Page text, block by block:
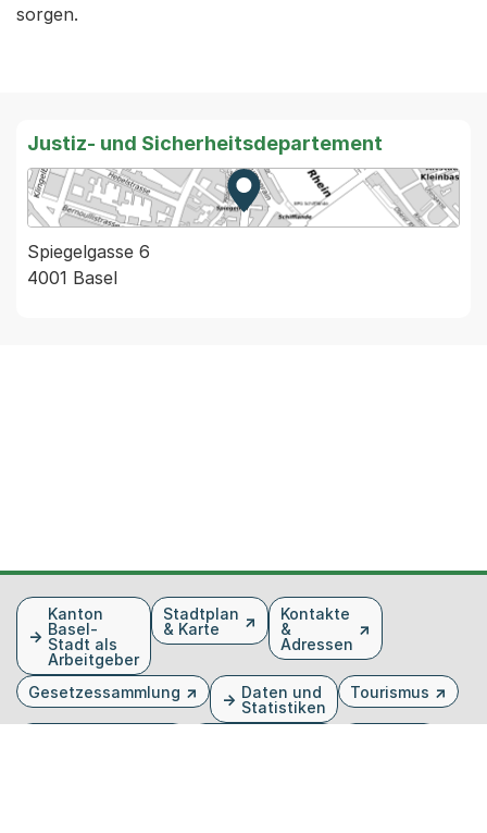
sorgen.
Justiz- und Sicherheitsdepartement
Zur Karte von MapBS.
Externer Link, wird in einem
Spiegelgasse 6
4001 Basel
FusszeileKanton
Basel-
Stadt als
Arbeitgeber
Stadtplan
& Karte
Kontakte
&
Adressen
Gesetzessammlung
Daten und
Statistiken
Tourismus